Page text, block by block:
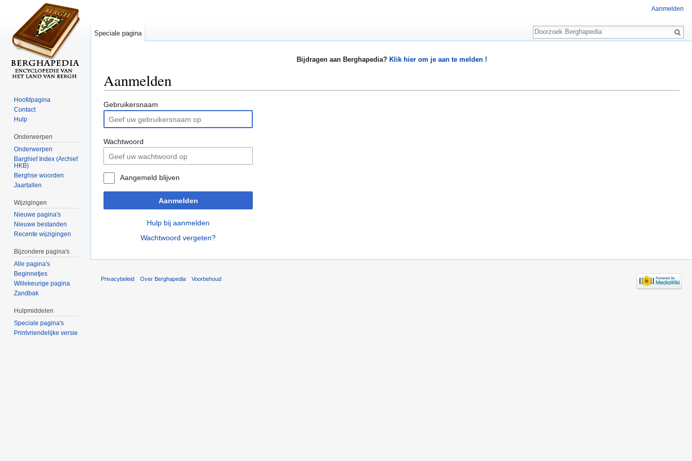
Bijdragen aan Berghapedia? Klik hier om je aan te melden !
Aanmelden
Gebruikersnaam
Wachtwoord
Aangemeld blijven
Aanmelden
Hulp bij aanmelden
Wachtwoord vergeten?
Aanmelden
Speciale pagina
Zoeken
Hoofdpagina
Contact
Hulp
Onderwerpen
Onderwerpen
Barghief Index (Archief
HKB)
Berghse woorden
Jaartallen
Wijzigingen
Nieuwe pagina's
Nieuwe bestanden
Recente wijzigingen
Bijzondere pagina's
Alle pagina's
Beginnetjes
Willekeurige pagina
Zandbak
Hulpmiddelen
Speciale pagina's
Printvriendelijke versie
Privacybeleid Over Berghapedia Voorbehoud